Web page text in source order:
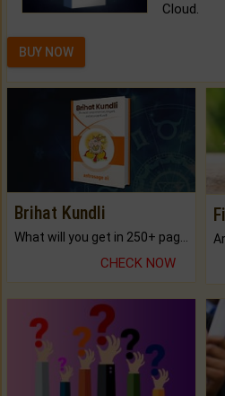
Cloud.
BUY NOW
Brihat Kundli
CHECK NOW